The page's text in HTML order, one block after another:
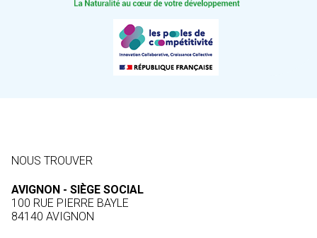
NOUS TROUVER
AVIGNON - SIÈGE SOCIAL
100 RUE PIERRE BAYLE
84140 AVIGNON